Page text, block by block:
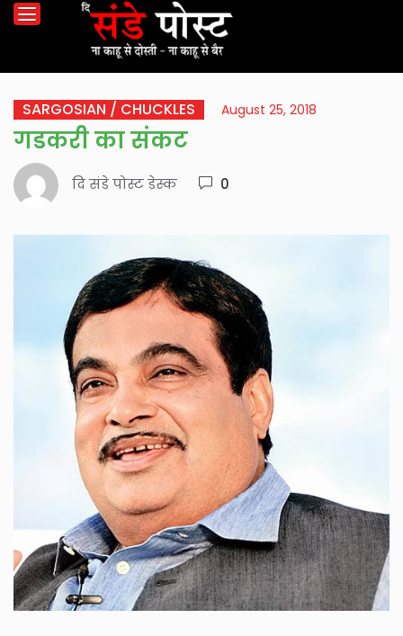
SARGOSIAN / CHUCKLES August 25, 2018
गडकरी का संकट
दि संडे पोस्ट डेस्क 0